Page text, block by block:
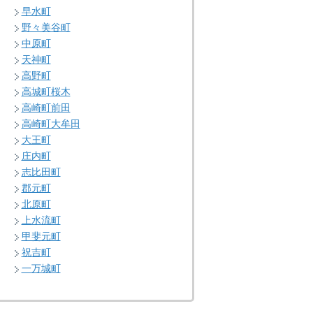
早水町
野々美谷町
中原町
天神町
高野町
高城町桜木
高崎町前田
高崎町大牟田
大王町
庄内町
志比田町
郡元町
北原町
上水流町
甲斐元町
祝吉町
一万城町